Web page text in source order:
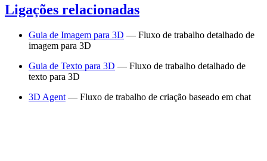
Ligações relacionadas
Guia de Imagem para 3D — Fluxo de trabalho detalhado de
imagem para 3D
Guia de Texto para 3D — Fluxo de trabalho detalhado de
texto para 3D
3D Agent — Fluxo de trabalho de criação baseado em chat